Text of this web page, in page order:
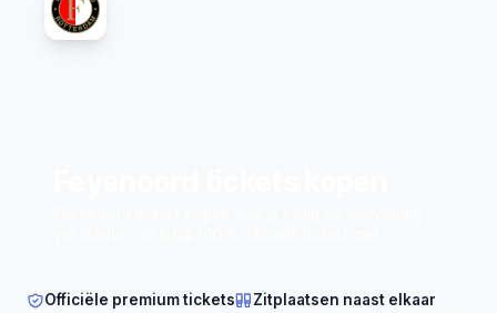
Officiële premium tickets
Zitplaatsen naast elkaar